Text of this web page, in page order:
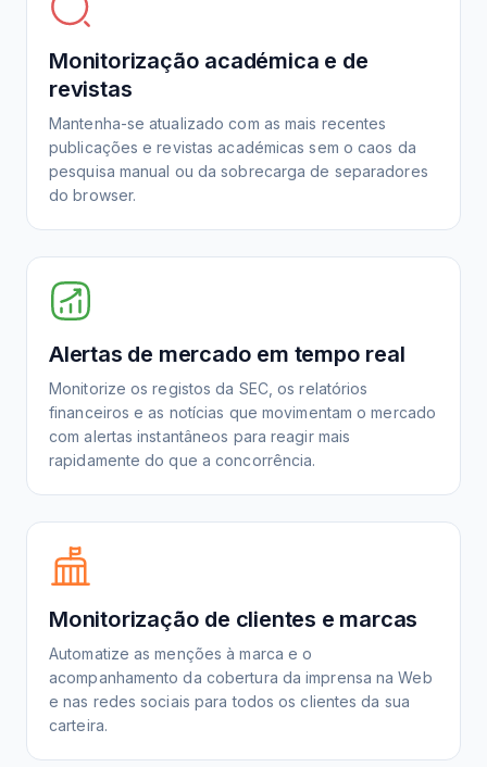
Monitorização académica e de
revistas
Mantenha-se atualizado com as mais recentes
publicações e revistas académicas sem o caos da
pesquisa manual ou da sobrecarga de separadores
do browser.
Alertas de mercado em tempo real
Monitorize os registos da SEC, os relatórios
financeiros e as notícias que movimentam o mercado
com alertas instantâneos para reagir mais
rapidamente do que a concorrência.
Monitorização de clientes e marcas
Automatize as menções à marca e o
acompanhamento da cobertura da imprensa na Web
e nas redes sociais para todos os clientes da sua
carteira.